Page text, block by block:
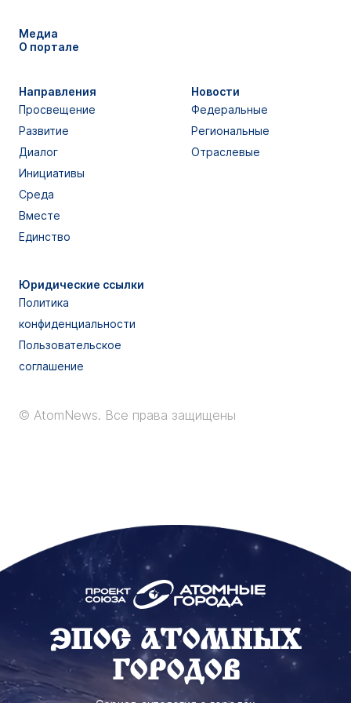
Медиа
О портале
Направления
Просвещение
Развитие
Диалог
Инициативы
Среда
Вместе
Единство
Новости
Федеральные
Региональные
Отраслевые
Юридические ссылки
Политика
конфиденциальности
Пользовательское
соглашение
© AtomNews. Все права защищены
ЭПОС АТОМНЫХ
ГОРОДОВ